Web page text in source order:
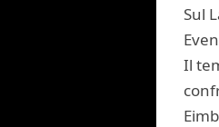
Sul
Il